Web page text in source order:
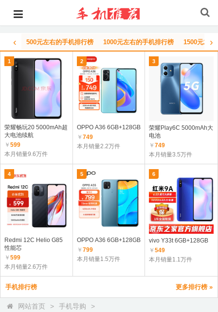
‹ 500元左右的手机排行榜 1000元左右的手机排行榜 1500元左›
1
荣耀畅玩20 5000mAh超
大电池续航
￥ 599
本月销量9.6万件
2
OPPO A36 6GB+128GB
￥ 749
本月销量2.2万件
3
荣耀Play6C 5000mAh大
电池
￥749
本月销量3.5万件
4
Redmi 12C Helio G85
性能芯
￥ 599
本月销量2.6万件
5
OPPO A36 6GB+128GB
￥ 799
本月销量1.5万件
6
vivo Y33t 6GB+128GB
￥549
本月销量1.1万件
手机排行榜 更多排行榜 »
网站首页 > 手机导购 >